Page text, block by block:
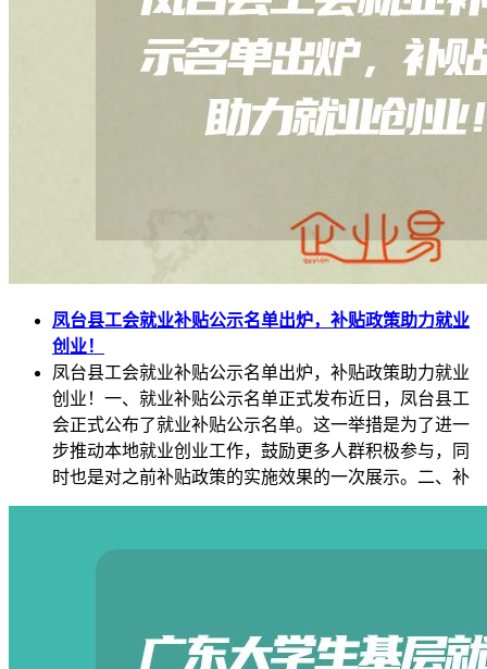
凤台县工会就业补贴公示名单出炉，补贴政策助力就业
创业！
凤台县工会就业补贴公示名单出炉，补贴政策助力就业
创业！一、就业补贴公示名单正式发布近日，凤台县工
会正式公布了就业补贴公示名单。这一举措是为了进一
步推动本地就业创业工作，鼓励更多人群积极参与，同
时也是对之前补贴政策的实施效果的一次展示。二、补